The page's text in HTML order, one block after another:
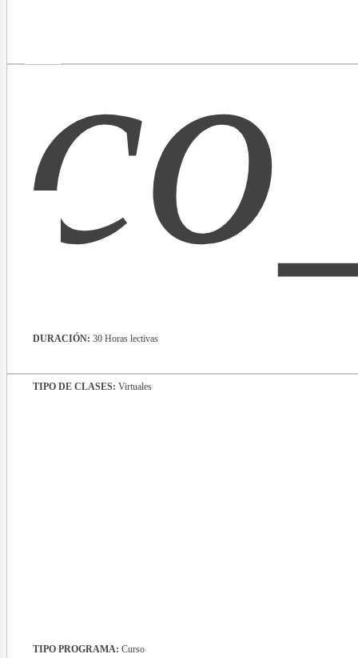
TIPO DE CLASES: Virtuales
DURACIÓN: 30 Horas lectivas
TIPO PROGRAMA: Curso